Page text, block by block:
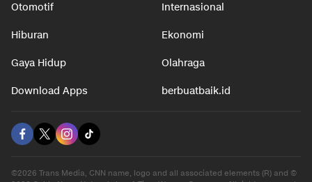
Otomotif Internasional
Hiburan Ekonomi
Gaya Hidup Olahraga
Download Apps berbuatbaik.id
©2026 Trans Media, CNN name, logo and all associated elements (R) and ©